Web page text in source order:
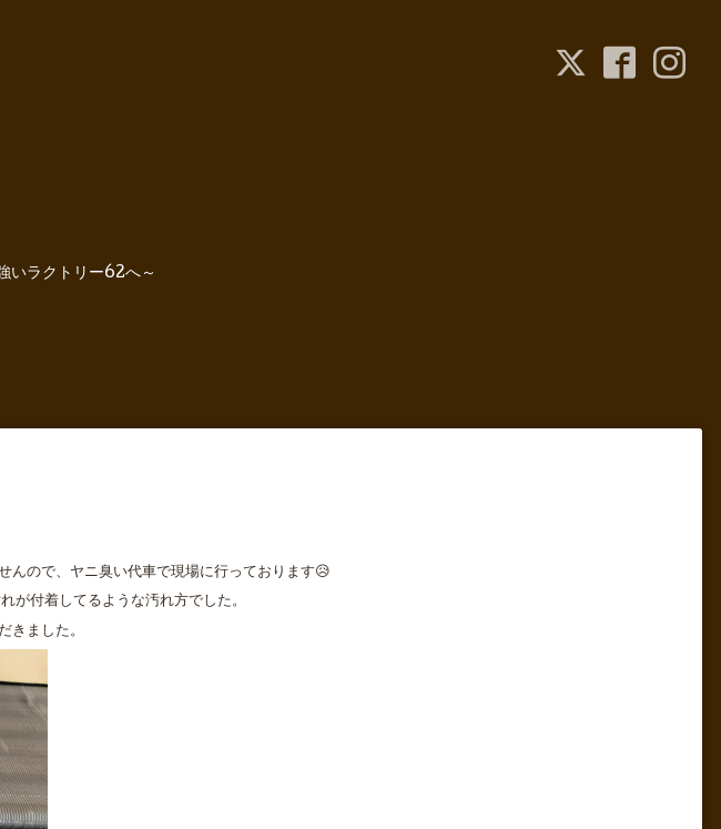
いラクトリー62へ～
んので、ヤニ臭い代車で現場に行っております😥
が付着してるような汚れ方でした。
きました。